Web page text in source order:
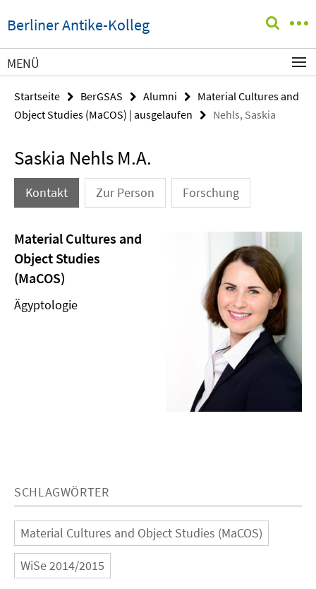
direkt
zu
Inhalt
Berliner Antike-Kolleg
Service-
MENÜ
Startseite BerGSAS Alumni
Material Cultures and
Object Studies (MaCOS) | ausgelaufen
Nehls, Saskia
Saskia Nehls M.A.
Kontakt Zur Person Forschung
Material Cultures and
Object Studies
(MaCOS)
Ägyptologie
SCHLAGWÖRTER
Material Cultures and Object Studies (MaCOS)
WiSe 2014/2015